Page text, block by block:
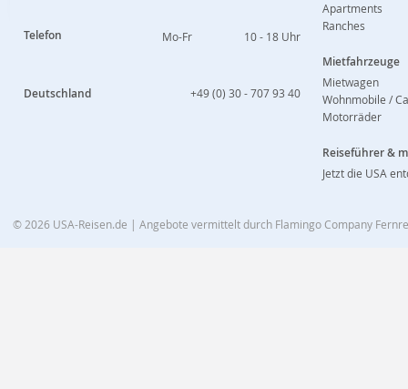
Telefon Mo-Fr 10 - 18 Uhr
Deutschland +49 (0) 30 - 707 93 40
Apartments
Ranches
Mietfahrzeuge
Mietwagen
Wohnmobile /
Motorräder
Reiseführer &
Jetzt die USA
© 2026 USA-Reisen.de | Angebote vermittelt durch Flamingo Company